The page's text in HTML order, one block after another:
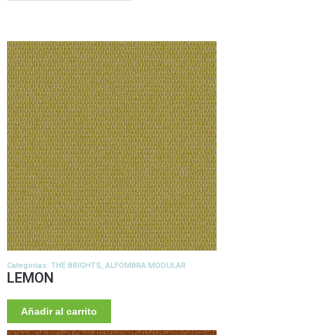
Categorias: THE BRIGHTS, ALFOMBRA MODULAR
LEMON
Añadir al carrito